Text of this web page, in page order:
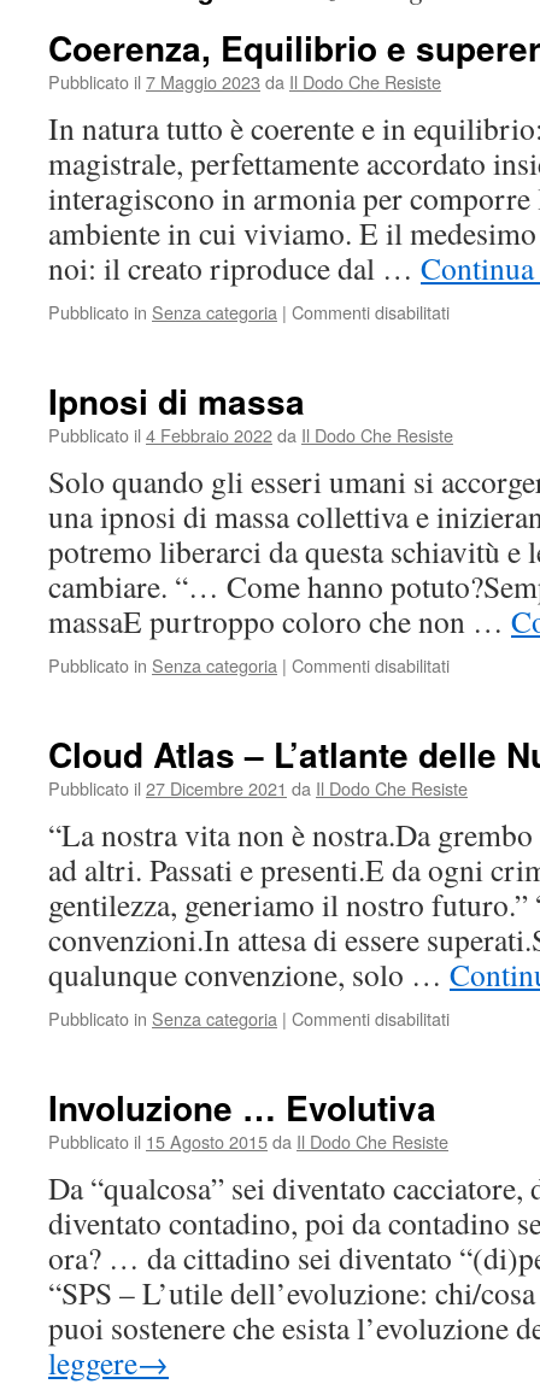
Coerenza, Equilibrio e
Pubblicato il 7 Maggio 2023 da Il Dodo Che Resiste
In natura tutto è coerente e in
magistrale, perfettamente accordato
interagiscono in armonia per comporre
ambiente in cui viviamo. E il
noi: il creato riproduce dal … Continua
Pubblicato in Senza categoria | Commenti disabilitatisu
Ipnosi di massa
Pubblicato il 4 Febbraio 2022da Il Dodo Che Resiste
Solo quando gli esseri umani si
una ipnosi di massa collettiva e
potremo liberarci da questa schiavitù e
cambiare. “… Come hanno
massaE purtroppo coloro che non …
Pubblicato in Senza categoria | Commenti disabilitatisu
Cloud Atlas – L’atlante delle
Pubblicato il 27 Dicembre 2021 da Il Dodo Che Resiste
“La nostra vita non è nostra.Da
ad altri. Passati e presenti.E da ogni
gentilezza, generiamo il nostro
convenzioni.In attesa di essere
qualunque convenzione, solo …
Pubblicato in Senza categoria | Commenti disabilitatisu
Involuzione … Evolutiva
Pubblicato il 15 Agosto 2015da Il Dodo Che Resiste
Da “qualcosa” sei diventato cacciatore,
diventato contadino, poi da contadino
ora? … da cittadino sei diventato
“SPS – L’utile dell’evoluzione: chi/
puoi sostenere che esista l’evoluzione
leggere→